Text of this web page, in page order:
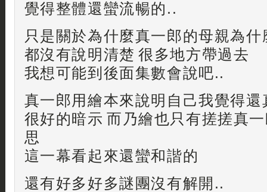
覺得整體還蠻流暢的..
只是關於為什麼真一郎的母親為
都沒有說明清楚 很多地方帶過去
我想可能到後面集數會說吧..
真一郎用繪本來說明自己我覺得還
很好的暗示 而乃繪也只有搓搓真
思
這一幕看起來還蠻和諧的
還有好多好多謎團沒有解開..